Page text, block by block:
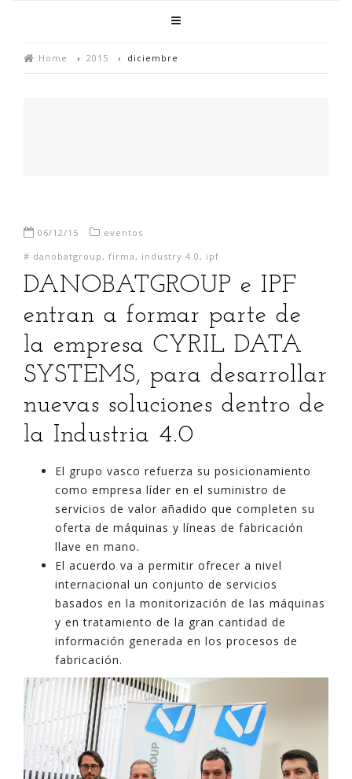
Home › 2015 › diciembre
06/12/15
eventos
# danobatgroup , firma , industry 4.0 , ipf
DANOBATGROUP e IPF
entran a formar parte de
la empresa CYRIL DATA
SYSTEMS, para desarrollar
nuevas soluciones dentro de
la Industria 4.0
El grupo vasco refuerza su posicionamiento
como empresa líder en el suministro de
servicios de valor añadido que completen su
oferta de máquinas y líneas de fabricación
llave en mano.
El acuerdo va a permitir ofrecer a nivel
internacional un conjunto de servicios
basados en la monitorización de las máquinas
y en tratamiento de la gran cantidad de
información generada en los procesos de
fabricación.